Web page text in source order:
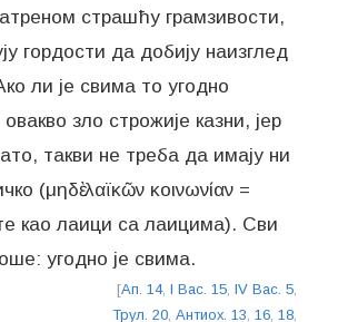
страшћу грамзивости,
гордости да добију наизглед
ли је свима то угодно
зло строжије казни, јер
такви не треба да имају ни
(μηδὲ λαϊκῶν κοινωνίαν =
као лаици са лаицима). Сви
угодно је свима.
[Ап. 14, I Вас. 15, IV Вас. 5,
Трул. 20, Антиох. 13 16, 18,